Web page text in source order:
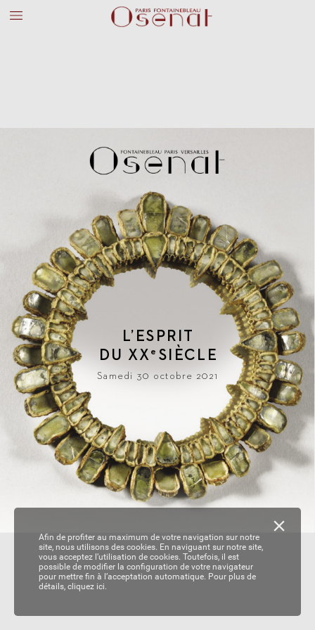
L’ESPRIT
DU XX e SIÈCLE
Samedi 30 octobre 2021
Afin de profiter au maximum de votre navigation sur notre
site, nous utilisons des cookies. En naviguant sur notre site,
vous acceptez l’utilisation de cookies. Toutefois, il est
possible de modifier la configuration de votre navigateur
pour mettre fin à l’acceptation automatique. Pour plus de
détails, cliquez ici.